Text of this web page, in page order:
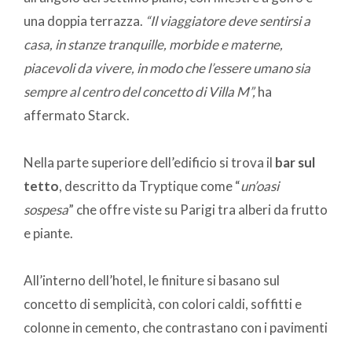
una doppia terrazza. “Il viaggiatore deve sentirsi a
casa, in stanze tranquille, morbide e materne,
piacevoli da vivere, in modo che l’essere umano sia
sempre al centro del concetto di Villa M”,ha
affermato Starck.
Nella parte superiore dell’edificio si trova il bar sul
tetto, descritto da Tryptique come “un’oasi
sospesa” che offre viste su Parigi tra alberi da frutto
e piante.
All’interno dell’hotel, le finiture si basano sul
concetto di semplicità, con colori caldi, soffitti e
colonne in cemento, che contrastano con i pavimenti